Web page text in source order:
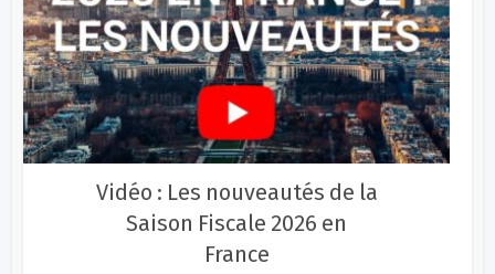
Vidéo : Les nouveautés de la
Saison Fiscale 2026 en
France